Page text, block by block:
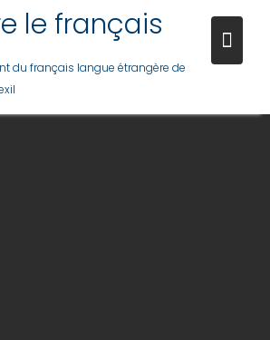
le français
du français langue étrangère de